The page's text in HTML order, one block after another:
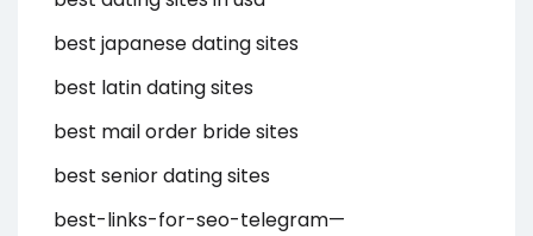
best japanese dating sites
best latin dating sites
best mail order bride sites
best senior dating sites
best-links-for-seo-telegram—